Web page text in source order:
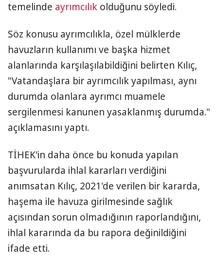
temelinde ayrımcılık olduğunu söyledi.
Söz konusu ayrımcılıkla, özel mülklerde
havuzların kullanımı ve başka hizmet
alanlarında karşılaşılabildiğini belirten Kılıç,
"Vatandaşlara bir ayrımcılık yapılması, aynı
durumda olanlara ayrımcı muamele
sergilenmesi kanunen yasaklanmış durumda."
açıklamasını yaptı.
TİHEK'in daha önce bu konuda yapılan
başvurularda ihlal kararları verdiğini
anımsatan Kılıç, 2021'de verilen bir kararda,
haşema ile havuza girilmesinde sağlık
açısından sorun olmadığının raporlandığını,
ihlal kararında da bu rapora değinildiğini
ifade etti.